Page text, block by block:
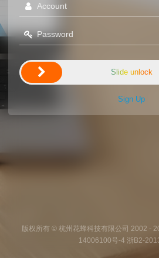
Slide unlock
Sign Up
版权所有 © 杭州花蜂科技有限公司 2002 -
14006100号-4 浙B2-